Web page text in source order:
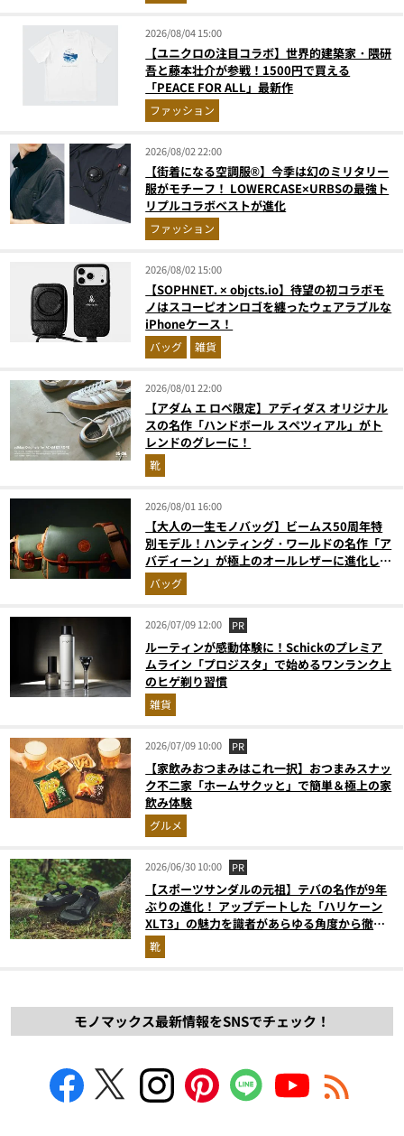
2026/08/04 15:00
【ユニクロの注目コラボ】世界的建築家・隈研
吾と藤本壮介が参戦！1500円で買える
「PEACE FOR ALL」最新作
ファッション
2026/08/02 22:00
【街着になる空調服®】今季は幻のミリタリー
服がモチーフ！ LOWERCASE×URBSの最強ト
リプルコラボベストが進化
ファッション
2026/08/02 15:00
【SOPHNET. × objcts.io】待望の初コラボモ
ノはスコーピオンロゴを纏ったウェアラブルな
iPhoneケース！
バッグ 雑貨
2026/08/01 22:00
【アダム エ ロペ限定】アディダス オリジナル
スの名作「ハンドボール スペツィアル」がト
レンドのグレーに！
靴
2026/08/01 16:00
【大人の一生モノバッグ】ビームス50周年特
別モデル！ハンティング・ワールドの名作「ア
バディーン」が極上のオールレザーに進化して
登場
バッグ
2026/07/09 12:00 PR
ルーティンが感動体験に！Schickのプレミア
ムライン「プロジスタ」で始めるワンランク上
のヒゲ剃り習慣
雑貨
2026/07/09 10:00 PR
【家飲みおつまみはこれ一択】おつまみスナッ
ク不二家「ホームサクッと」で簡単＆極上の家
飲み体験
グルメ
2026/06/30 10:00 PR
【スポーツサンダルの元祖】テバの名作が9年
ぶりの進化！ アップデートした「ハリケーン
XLT3」の魅力を識者があらゆる角度から徹底
解説！
靴
モノマックス最新情報をSNSでチェック！